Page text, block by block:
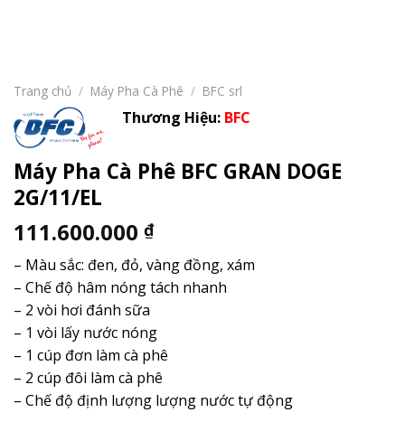
Trang chủ / Máy Pha Cà Phê / BFC srl
Thương Hiệu: BFC
Máy Pha Cà Phê BFC GRAN DOGE
2G/11/EL
111.600.000 ₫
– Màu sắc: đen, đỏ, vàng đồng, xám
– Chế độ hâm nóng tách nhanh
– 2 vòi hơi đánh sữa
– 1 vòi lấy nước nóng
– 1 cúp đơn làm cà phê
– 2 cúp đôi làm cà phê
– Chế độ định lượng lượng nước tự động